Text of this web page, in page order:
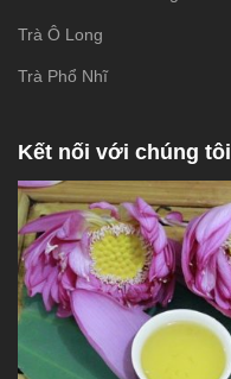
Trà Ô Long
Trà Phổ Nhĩ
Kết nối với chúng tôi